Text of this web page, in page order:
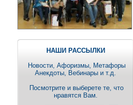
НАШИ РАССЫЛКИ
Новости, Aфоризмы, Метафоры
Анекдоты, Вебинары и т.д.
Посмотрите и выберете те, что
нравятся Вам.